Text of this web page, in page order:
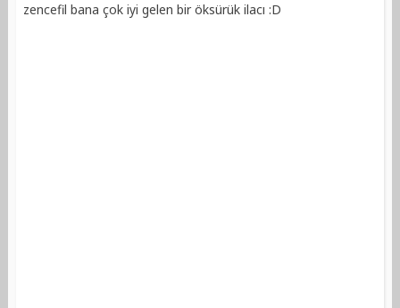
zencefil bana çok iyi gelen bir öksürük ilacı :D